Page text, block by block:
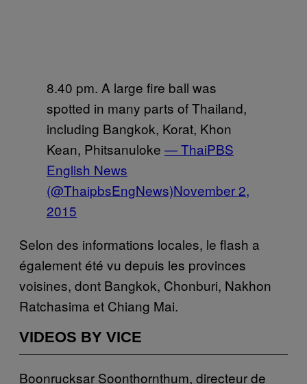
8.40 pm. A large fire ball was
spotted in many parts of Thailand,
including Bangkok, Korat, Khon
Kean, Phitsanuloke — ThaiPBS
English News
(@ThaipbsEngNews)November 2,
2015
Selon des informations locales, le flash a
également été vu depuis les provinces
voisines, dont Bangkok, Chonburi, Nakhon
Ratchasima et Chiang Mai.
VIDEOS BY VICE
Boonrucksar Soonthornthum, directeur de